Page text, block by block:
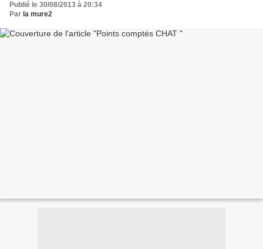
Publié le 30/08/2013 à 20:34
Par la mure2